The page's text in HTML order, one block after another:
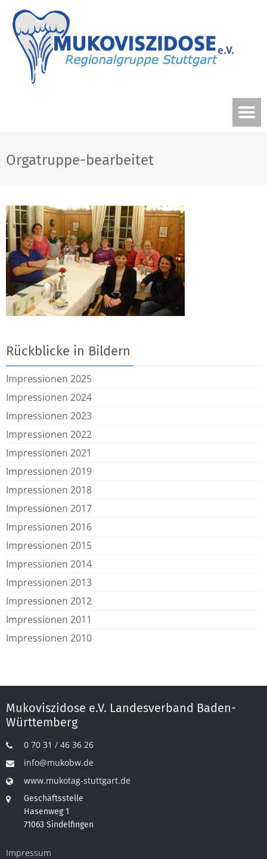
Orgatruppe-bearbeitet
Rückblicke in Bildern
Impressionen 2025
Impressionen 2024
Impressionen 2023
Impressionen 2022
Impressionen 2021
Impressionen 2019
Impressionen 2018
Impressionen 2017
Impressionen 2016
Impressionen 2015
Impressionen 2014
Impressionen 2013
Impressionen 2012
Impressionen 2011
Impressionen 2010
Mukoviszidose e.V. Landesverband Baden-
Württemberg
0 70 31 / 46 36 26
info@mukobw.de
www.mukotag-stuttgart.de
Geschäftsstelle
Hasenweg 1
71063 Sindelfingen
Impressum